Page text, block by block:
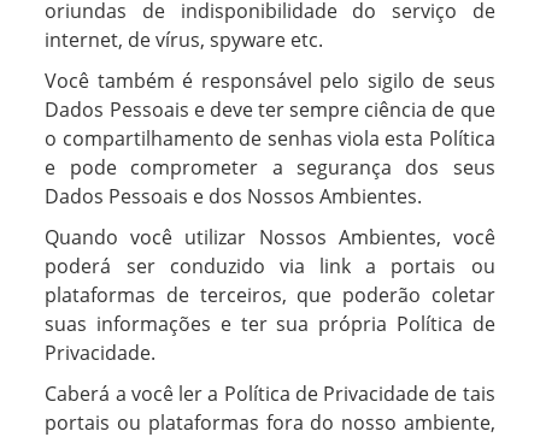
oriundas de indisponibilidade do serviço de
internet, de vírus, spyware etc.
Você também é responsável pelo sigilo de seus
Dados Pessoais e deve ter sempre ciência de que
o compartilhamento de senhas viola esta Política
e pode comprometer a segurança dos seus
Dados Pessoais e dos Nossos Ambientes.
Quando você utilizar Nossos Ambientes, você
poderá ser conduzido via link a portais ou
plataformas de terceiros, que poderão coletar
suas informações e ter sua própria Política de
Privacidade.
Caberá a você ler a Política de Privacidade de tais
portais ou plataformas fora do nosso ambiente,